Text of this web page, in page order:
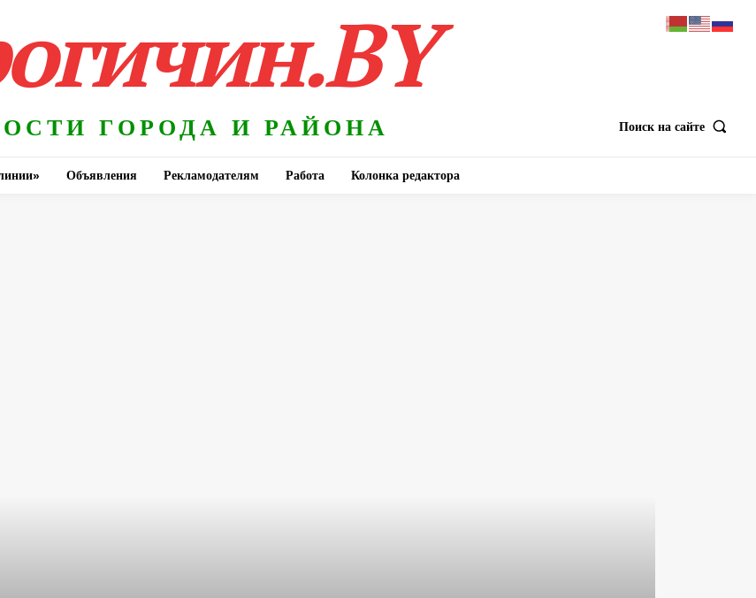
ГОРОДА И РАЙОНА Поиск на сайте
Объявления Рекламодателям Работа Колонка редактора